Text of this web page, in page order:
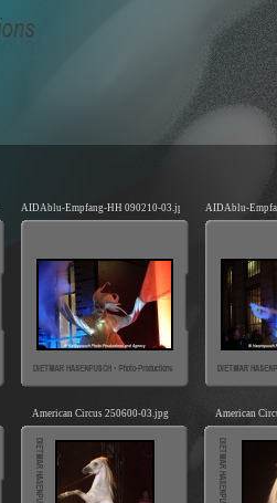
AIDAblu-Empfang-HH 090210-03.jpg AIDAblu-
American Circus 250600-03.jpg American